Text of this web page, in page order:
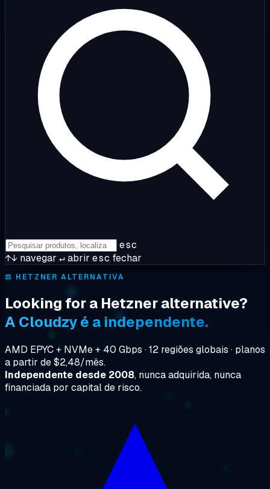
esc
↑↓ navegar ↵abrir esc fechar
⚖️ HETZNER ALTERNATIVA
Looking for a Hetzner alternative?
A Cloudzy é a independente.
AMD EPYC + NVMe + 40 Gbps · 12 regiões globais · planos
a partir de $2,48/mês.
Independente desde 2008, nunca adquirida, nunca
financiada por capital de risco.